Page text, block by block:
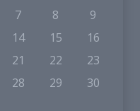
7 8
9
14 15
16
21 22
23
28 29 30